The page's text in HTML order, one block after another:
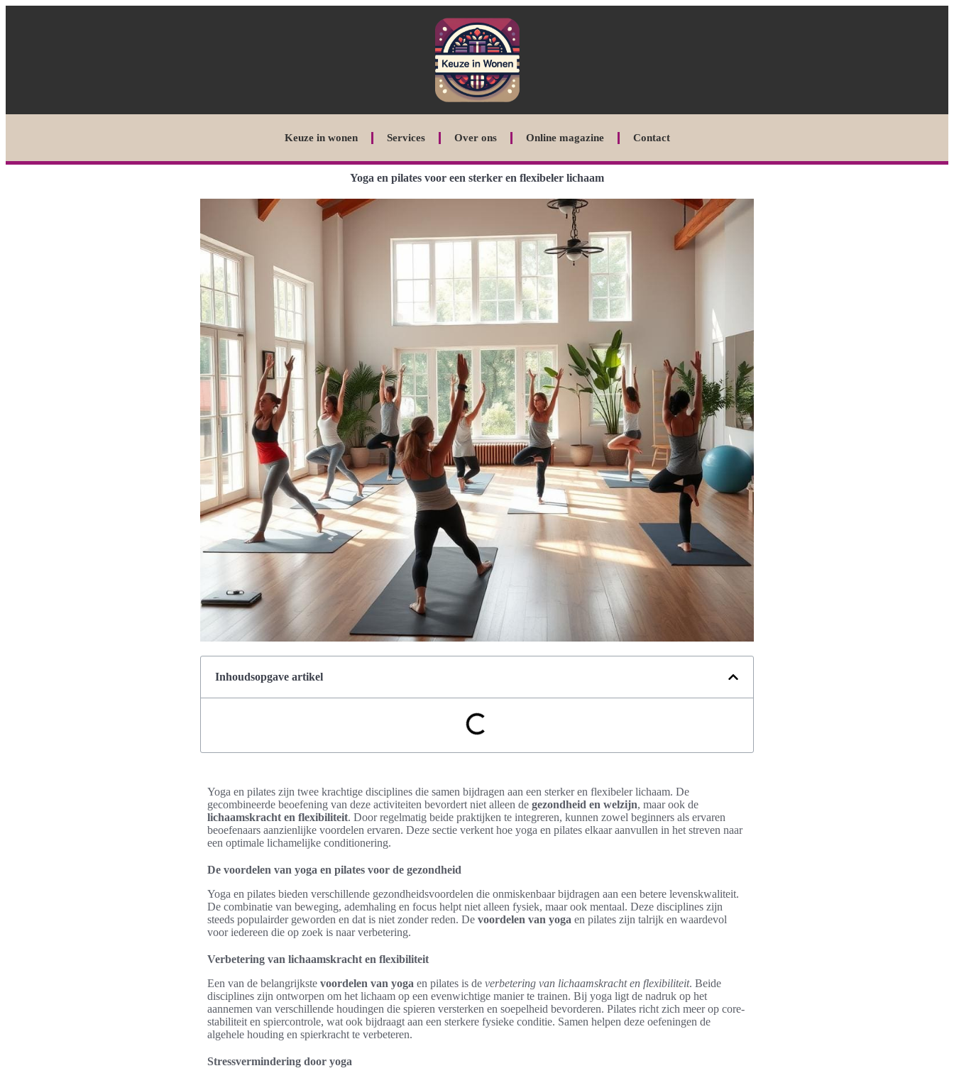
Keuze in wonen Services Over ons Online magazine Contact
Yoga en pilates voor een sterker en flexibeler lichaam
Inhoudsopgave artikel
Yoga en pilates zijn twee krachtige disciplines die samen bijdragen aan een sterker en flexibeler lichaam. De
gecombineerde beoefening van deze activiteiten bevordert niet alleen de gezondheid en welzijn, maar ook de
lichaamskracht en flexibiliteit. Door regelmatig beide praktijken te integreren, kunnen zowel beginners als ervaren
beoefenaars aanzienlijke voordelen ervaren. Deze sectie verkent hoe yoga en pilates elkaar aanvullen in het streven naar
een optimale lichamelijke conditionering.
De voordelen van yoga en pilates voor de gezondheid
Yoga en pilates bieden verschillende gezondheidsvoordelen die onmiskenbaar bijdragen aan een betere levenskwaliteit.
De combinatie van beweging, ademhaling en focus helpt niet alleen fysiek, maar ook mentaal. Deze disciplines zijn
steeds populairder geworden en dat is niet zonder reden. De voordelen van yoga en pilates zijn talrijk en waardevol
voor iedereen die op zoek is naar verbetering.
Verbetering van lichaamskracht en flexibiliteit
Een van de belangrijkste voordelen van yoga en pilates is de verbetering van lichaamskracht en flexibiliteit. Beide
disciplines zijn ontworpen om het lichaam op een evenwichtige manier te trainen. Bij yoga ligt de nadruk op het
aannemen van verschillende houdingen die spieren versterken en soepelheid bevorderen. Pilates richt zich meer op core-
stabiliteit en spiercontrole, wat ook bijdraagt aan een sterkere fysieke conditie. Samen helpen deze oefeningen de
algehele houding en spierkracht te verbeteren.
Stressvermindering door yoga